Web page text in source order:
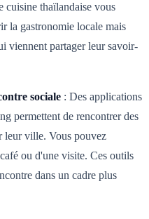
cuisine thaïlandaise vous
la gastronomie locale mais
viennent partager leur savoir-
sociale : Des applications
permettent de rencontrer des
leur ville. Vous pouvez
ou d'une visite. Ces outils
dans un cadre plus